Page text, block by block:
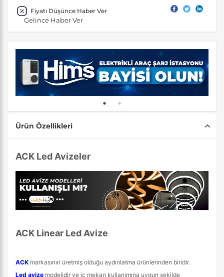
Fiyatı Düşünce Haber Ver
Gelince Haber Ver
Ürün Özellikleri
ACK Led Avizeler
ACK Linear Led Avize
ACK markasının üretmiş olduğu aydınlatma ürünlerinden biridir.
Led avize modelidir ve iç mekan kullanımına uygun şekilde